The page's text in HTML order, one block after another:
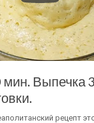
мин. Выпечка
рецепт